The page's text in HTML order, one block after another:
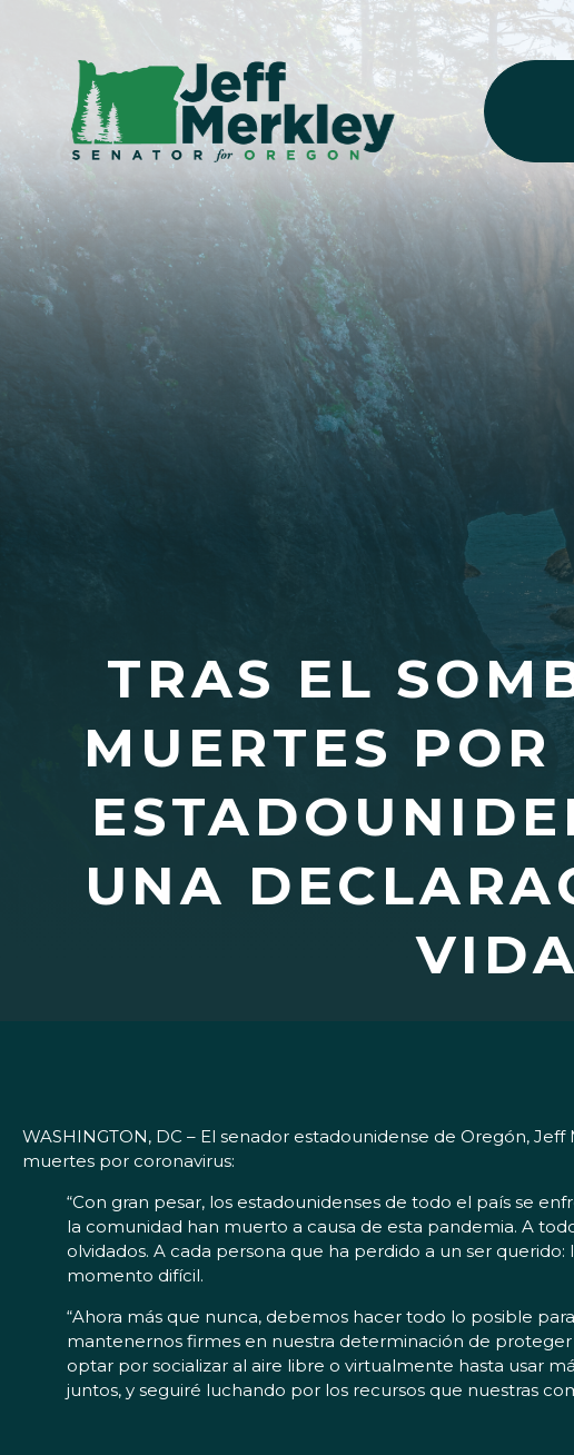
TRAS EL
MUERTES
UNA
WASHINGTON, DC – El senador estadounidense de Oregón,
muertes por coronavirus:
“Con gran pesar, los estadounidenses de todo el país se
la comunidad han muerto a causa de esta pandemia. A
olvidados. A cada persona que ha perdido a un ser
momento difícil.
“Ahora más que nunca, debemos hacer todo lo posible
mantenernos firmes en nuestra determinación de
optar por socializar al aire libre o virtualmente hasta usar
juntos, y seguiré luchando por los recursos que nuestras